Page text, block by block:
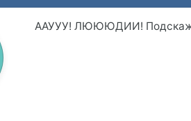
ААУУУ! ЛЮЮЮДИИ!